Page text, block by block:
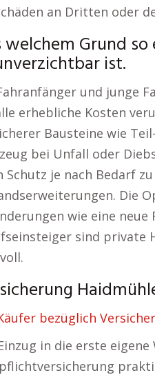
an Dritten oder
welchem Grund
ist.
und junge
erhebliche Kosten
Bausteine wie
bei Unfall oder
Schutz je nach Bedarf
Die
wie eine
sind private
bezüglich
in die erste